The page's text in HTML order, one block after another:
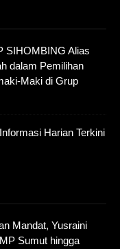
SIHOMBING Alias
dalam Pemilihan
Maki di Grup
Harian Terkini
Mandat, Yusraini
Sumut hingga